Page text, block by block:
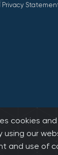
Privacy
Onedash.biz
cookies
using our
and use of